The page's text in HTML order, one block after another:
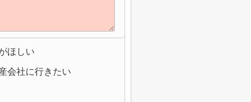
ほしい
会社に行きたい